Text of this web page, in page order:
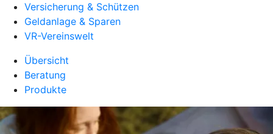
Versicherung & Schützen
Geldanlage & Sparen
VR-Vereinswelt
Übersicht
Beratung
Produkte